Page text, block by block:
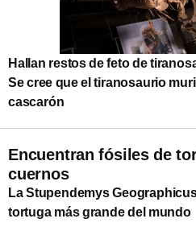
Hallan restos de feto de
Se cree que el tiranosaurio
cascarón
Encuentran fósiles de
cuernos
La Stupendemys
tortuga más grande del mundo